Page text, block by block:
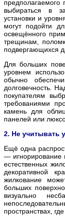
выбираться в
установки и
могут подойти
освещённого
трещинам,
подвергающихся
Для больших
уровнем
обычно
долговечность.
покупателям
требованиями
камень для
панелей или
2. Не учитывать
Ещё одна
— игнорирование
естественных
декоративной
жилкование
больших
визуально
пространствах,